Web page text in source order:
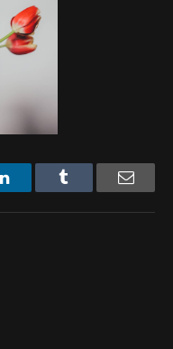
LinkedIn Email